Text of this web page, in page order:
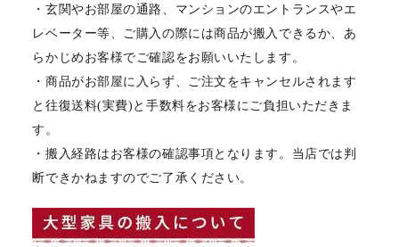
・玄関やお部屋の通路、マンションのエントランスやエ
レベーター等、ご購入の際には商品が搬入できるか、あ
らかじめお客様でご確認をお願いいたします。
・商品がお部屋に入らず、ご注文をキャンセルされます
と往復送料(実費)と手数料をお客様にご負担いただきま
す。
・搬入経路はお客様の確認事項となります。当店では判
断できかねますのでご了承ください。